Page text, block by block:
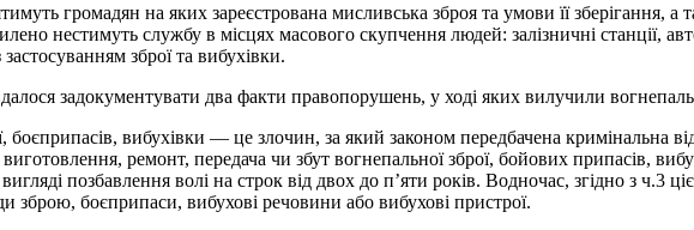
громадян на яких зареєстрована мисливська зброя та умови її зберігання,
нестимуть службу в місцях масового скупчення людей: залізничні станції,
зброї та вибухівки.
задокументувати два факти правопорушень, у ході яких вилучили
боєприпасів, вибухівки — це злочин, за який законом передбачена кримінальна
ремонт, передача чи збут вогнепальної зброї, бойових припасів,
позбавлення волі на строк від двох до п’яти років. Водночас, згідно з ч.3
зброю, боєприпаси, вибухові речовини або вибухові пристрої.